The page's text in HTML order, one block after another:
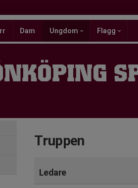
Dam Ungdom Flagg
Truppen
Ledare